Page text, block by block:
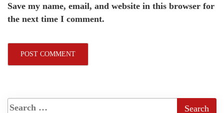
Save my name, email, and website in this browser for
the next time I comment.